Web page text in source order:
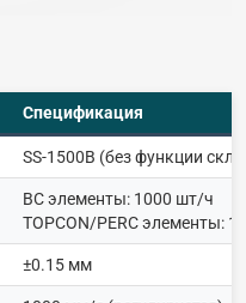
Спецификация
SS-1500B (без функции
BC элементы: 1000 шт/ч
TOPCON/PERC элементы:
±0.15 мм